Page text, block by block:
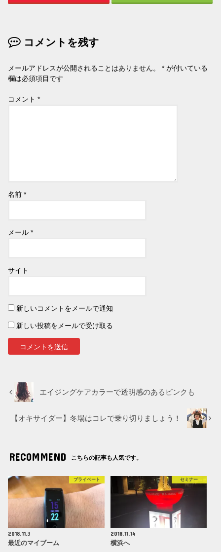
コメントを残す
メールアドレスが公開されることはありません。 * が付いている
欄は必須項目です
コメント*
名前*
メール*
サイト
新しいコメントをメールで通知
新しい投稿をメールで受け取る
エイジングケアカラーで透明感のあるピンクも
【オキサイダー】冬場はコレで乗り切りましょう！
RECOMMEND こちらの記事も人気です。
プライベート
2018.11.3
最近のマイブーム
セミナー
2018.11.14
横浜へ